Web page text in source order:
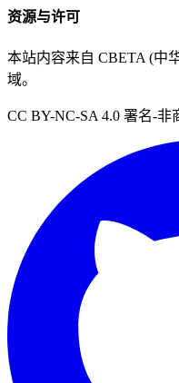
资源与许可
本站内容来自 CBETA (中
域。
CC BY-NC-SA 4.0 署名-